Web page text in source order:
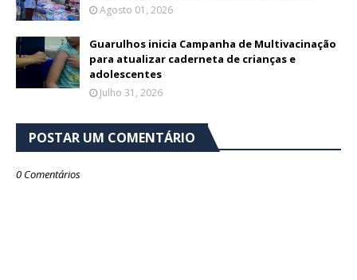
Agosto 01, 2026
Guarulhos inicia Campanha de Multivacinação
para atualizar caderneta de crianças e
adolescentes
Julho 31, 2026
POSTAR UM COMENTÁRIO
0 Comentários